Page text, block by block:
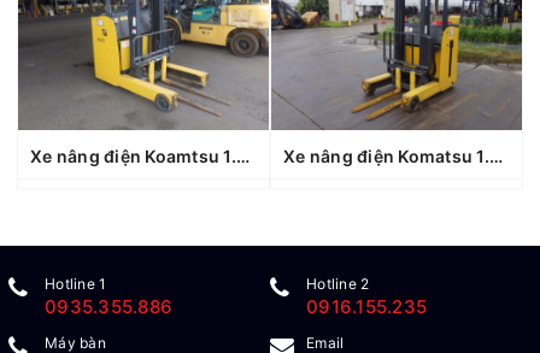
Xe nâng điện Koamtsu 1.8 tấn FB18RL-15 (160693), sản xuất năm 2021 Xe nâng điện Komatsu 1.5 tấn Fb15RL-14 (1440370), sản xuất năm 2010
Hotline 1
0935.355.886
Hotline 2
0916.155.235
Máy bàn Email